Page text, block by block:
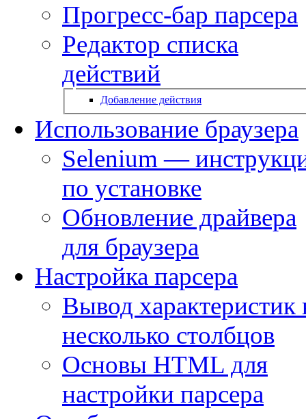
Прогресс-бар парсера
Редактор списка
действий
Добавление действия
Использование браузера
Selenium —
по установке
Обновление драйвера
для браузера
Настройка парсера
Вывод характеристик
несколько столбцов
Основы HTML для
настройки парсера